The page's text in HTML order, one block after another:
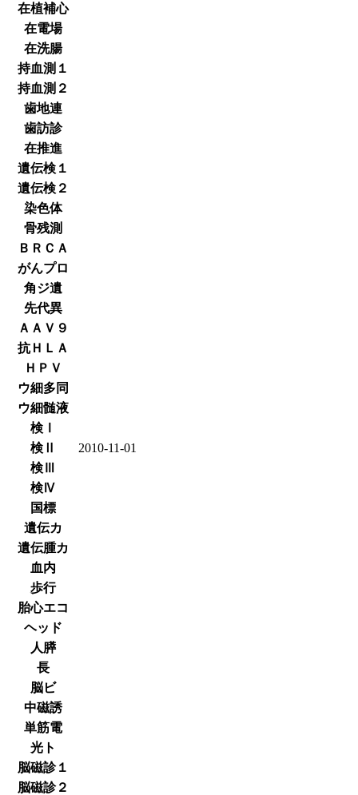
在植補心
在電場
在洗腸
持血測１
持血測２
歯地連
歯訪診
在推進
遺伝検１
遺伝検２
染色体
骨残測
ＢＲＣＡ
がんプロ
角ジ遺
先代異
ＡＡＶ９
抗ＨＬＡ
ＨＰＶ
ウ細多同
ウ細髄液
検Ⅰ
検Ⅱ
2010-11-01
検Ⅲ
検Ⅳ
国標
遺伝カ
遺伝腫カ
血内
歩行
胎心エコ
ヘッド
人膵
長
脳ビ
中磁誘
単筋電
光ト
脳磁診１
脳磁診２